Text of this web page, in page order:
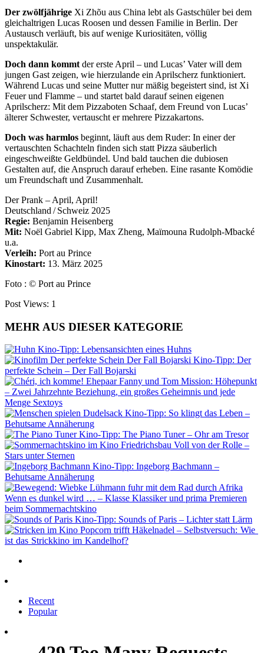
Der zwölfjährige Xi Zhõu aus China lebt als Gastschüler bei dem
gleichaltrigen Lucas Roosen und dessen Familie in Berlin. Der
Austausch verläuft, bis auf wenige Kuriositäten, völlig
unspektakulär.
Doch dann kommt der erste April – und Lucas’ Vater will dem
jungen Gast zeigen, wie hierzulande ein Aprilscherz funktioniert.
Während Lucas und seine Mutter nur mäßig begeistert sind, ist Xi
Feuer und Flamme – und startet bald darauf seinen eigenen
Aprilscherz: Mit dem Pizzaboten Schaaf, dem Freund von Lucas’
älterer Schwester, vertauscht er mehrere Pizzakartons.
Doch was harmlos beginnt, läuft aus dem Ruder: In einer der
vertauschten Schachteln finden sich statt Pizza säuberlich
eingeschweißte Geldbündel. Und bald tauchen die dubiosen
Gestalten auf, die Anspruch darauf erheben. Eine rasante Komödie
um Freundschaft und Zusammenhalt.
Der Prank – April, April!
Deutschland / Schweiz 2025
Regie: Benjamin Heisenberg
Mit: Noёl Gabriel Kipp, Max Zheng, Maïmouna Rudolph-Mbacké
u.a.
Verleih: Port au Prince
Kinostart: 13. März 2025
Foto : © Port au Prince
Post Views: 1
MEHR AUS DIESER KATEGORIE
Kino-Tipp: Lebensansichten eines Huhns
Kino-Tipp: Der
perfekte Schein – Der Fall Bojarski
Mission: Höhepunkt
– Zwei Jahrzehnte Beziehung, ein großes Geheimnis und jede
Menge Sextoys
Kino-Tipp: So klingt das Leben –
Behutsame Annäherung
Kino-Tipp: The Piano Tuner – Ohr am Tresor
Voll von der Rolle –
Stars unter Sternen
Kino-Tipp: Ingeborg Bachmann –
Behutsame Annäherung
Wenn es dunkel wird … – Klasse Klassiker und prima Premieren
beim Sommernachtskino
Kino-Tipp: Sounds of Paris – Lichter statt Lärm
Popcorn trifft Häkelnadel – Selbstversuch: Wie
ist das Strickkino im Kandelhof?
Recent
Popular